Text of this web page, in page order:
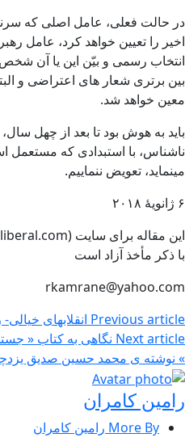
در حالت فعلی، عامل اصلی که
اخیر را تعیین خواهد کرد، عامل
انتخاب رسمی و بیّن این یا آن
بین برتری شعار های اعتراضی و
معین خواهد شد.
باید به هوش بود تا بعد از چهل
ناشناس، با استبدادی که
مینماید، تعویض ننماییم.
۶ ژانویۀ ۲۰۱۸
با ذکر مأخذ آزاد است
rkamrane@yahoo.com
Previous article انقلابهای
Next article نگاهی به کتاب «
» نوشته ی محمد حسین صدیق
رامین کامران
More By رامین کامران